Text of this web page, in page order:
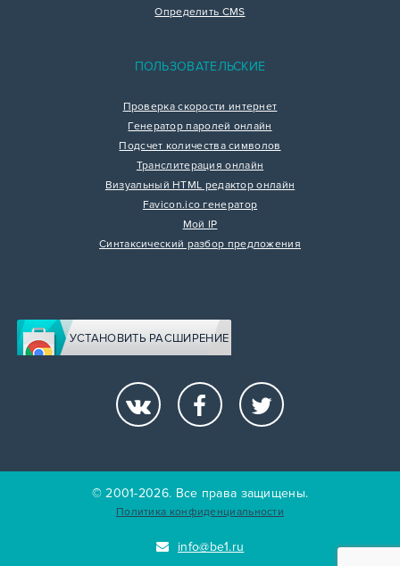
Определить CMS
ПОЛЬЗОВАТЕЛЬСКИЕ
Проверка скорости интернет
Генератор паролей онлайн
Подсчет количества символов
Транслитерация онлайн
Визуальный HTML редактор онлайн
Favicon.ico генератор
Мой IP
Синтаксический разбор предложения
УСТАНОВИТЬ РАСШИРЕНИЕ
© 2001-2026. Все права защищены.
Политика конфиденциальности
info@be1.ru